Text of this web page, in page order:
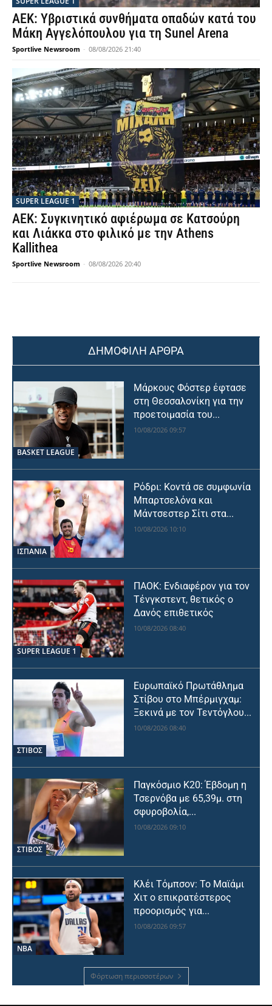
ΑΕΚ: Υβριστικά συνθήματα οπαδών κατά του
Μάκη Αγγελόπουλου για τη Sunel Arena
Sportlive Newsroom - 08/08/2026 21:40
SUPER LEAGUE 1
ΑΕΚ: Συγκινητικό αφιέρωμα σε Κατσούρη
και Λιάκκα στο φιλικό με την Athens
Kallithea
Sportlive Newsroom - 08/08/2026 20:40
ΔΗΜΟΦΙΛΗ ΑΡΘΡΑ
BASKET LEAGUE
Μάρκους Φόστερ έφτασε
στη Θεσσαλονίκη για την
προετοιμασία του...
10/08/2026 09:57
ΙΣΠΑΝΙΑ
Ρόδρι: Κοντά σε συμφωνία
Μπαρτσελόνα και
Μάντσεστερ Σίτι στα...
10/08/2026 10:10
SUPER LEAGUE 1
ΠΑΟΚ: Ενδιαφέρον για τον
Τένγκστεντ, θετικός ο
Δανός επιθετικός
10/08/2026 08:40
ΣΤΙΒΟΣ
Ευρωπαϊκό Πρωτάθλημα
Στίβου στο Μπέρμιγχαμ:
Ξεκινά με τον Τεντόγλου...
10/08/2026 08:40
ΣΤΙΒΟΣ
Παγκόσμιο Κ20: Έβδομη η
Τσερνόβα με 65,39μ. στη
σφυροβολία,...
10/08/2026 09:10
NBA
Κλέι Τόμπσον: Το Μαϊάμι
Χιτ ο επικρατέστερος
προορισμός για...
10/08/2026 09:57
Φόρτωση περισσοτέρων